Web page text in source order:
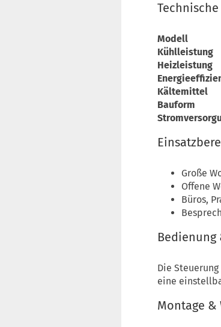
Modell
Kühlleistung
Heizleistung
Kältemittel
Bauform
Große
Offene
Büros,
Die
eine
Montage &